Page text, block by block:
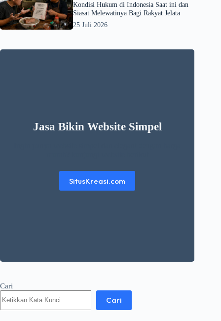
Kondisi Hukum di Indonesia Saat ini dan
Siasat Melewatinya Bagi Rakyat Jelata
25 Juli 2026
Jasa Bikin Website Simpel
SitusKreasi.com
Cari
Cari